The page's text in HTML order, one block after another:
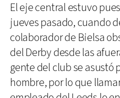
El eje central estuvo
jueves pasado, cuando
colaborador de Bielsa
del Derby desde las
gente del club se asustó
hombre, por lo que